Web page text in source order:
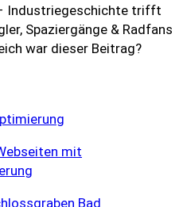
Industriegeschichte trifft
Spaziergänge & Radfans
war dieser Beitrag?
mit